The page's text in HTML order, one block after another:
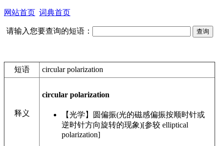
网站首页 词典首页
请输入您要查询的短语：
短语 circular polarization
释义
circular polarization
【光学】圆偏振(光的磁感偏振按顺时针或
逆时针方向旋转的现象)[参较 elliptical
polarization]